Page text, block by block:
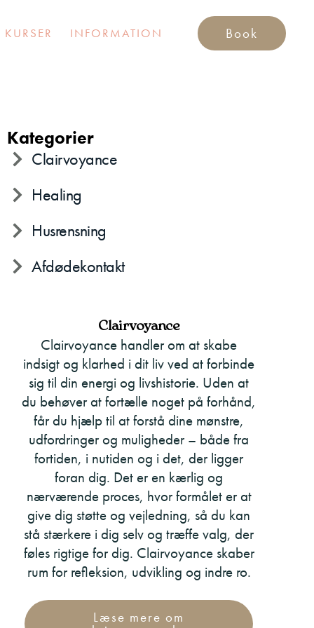
INFORMATION Book
Kategorier
Clairvoyance
Healing
Husrensning
Afdødekontakt
Clairvoyance
Clairvoyance handler om at skabe
indsigt og klarhed i dit liv ved at forbinde
sig til din energi og livshistorie. Uden at
du behøver at fortælle noget på forhånd,
får du hjælp til at forstå dine mønstre,
udfordringer og muligheder – både fra
fortiden, i nutiden og i det, der ligger
foran dig. Det er en kærlig og
nærværende proces, hvor formålet er at
give dig støtte og vejledning, så du kan
stå stærkere i dig selv og træffe valg, der
føles rigtige for dig. Clairvoyance skaber
rum for refleksion, udvikling og indre ro.
Læse mere om